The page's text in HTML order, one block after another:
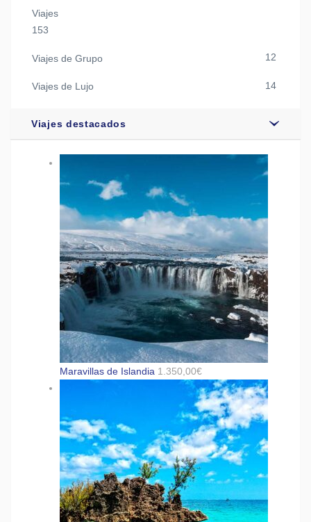
Viajes
153
Viajes de Grupo 12
Viajes de Lujo 14
Viajes destacados
Maravillas de Islandia 1.350,00€